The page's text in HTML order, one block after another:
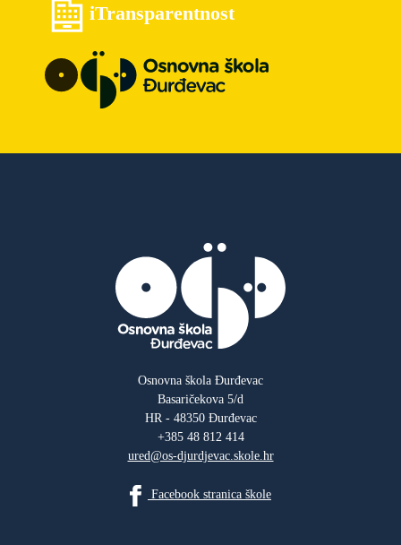
iTransparentnost
Osnovna škola Đurđevac
Basaričekova 5/d
HR - 48350 Đurđevac
+385 48 812 414
ured@os-djurdjevac.skole.hr
Facebook stranica škole